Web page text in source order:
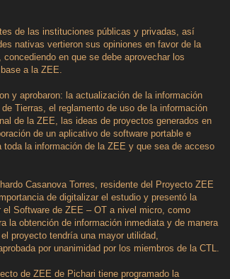
de las instituciones públicas y privadas, así
nativas vertieron sus opiniones en favor de la
en que se debe aprovechar los
a la ZEE.
y aprobaron: la actualización de la información
Tierras, el reglamento de uso de la información
de la ZEE, las ideas de proyectos generados en
de un aplicativo de software portable e
toda la información de la ZEE y que sea de acceso
Casanova Torres, residente del Proyecto ZEE
de digitalizar el estudio y presentó la
el Software de ZEE – OT a nivel micro, como
la obtención de información inmediata y de manera
proyecto tendría una mayor utilidad,
por unanimidad por los miembros de la CTL.
de ZEE de Pichari tiene programado la